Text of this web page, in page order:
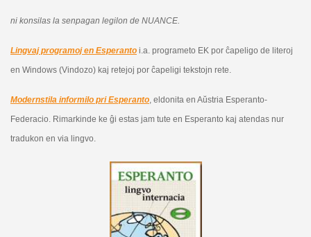
ni konsilas la senpagan legilon de NUANCE.
Lingvaj programoj en Esperantoi.a. programeto EK por ĉapeligo de literoj
en Windows (Vindozo) kaj retejoj por ĉapeligi tekstojn rete.
Modernstila informilo pri Esperanto, eldonita en Aŭstria Esperanto-
Federacio. Rimarkinde ke ĝi estas jam tute en Esperanto kaj atendas nur
tradukon en via lingvo.